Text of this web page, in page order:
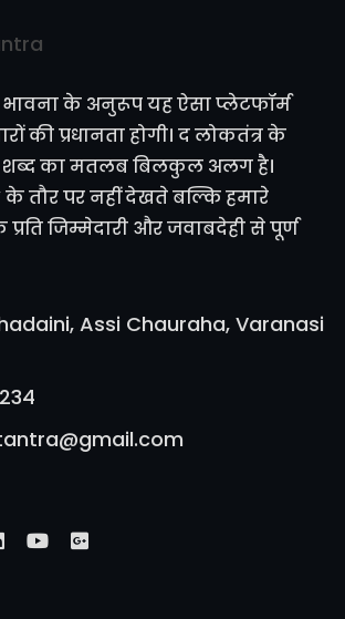
के अनुरूप यह ऐसा प्लेटफॉर्म
की प्रधानता होगी। द लोकतंत्र के
शब्द का मतलब बिलकुल अलग है।
के तौर पर नहीं देखते बल्कि हमारे
जिम्मेदारी और जवाबदेही से पूर्ण
Assi Chauraha, Varanasi